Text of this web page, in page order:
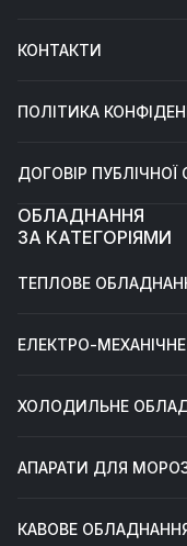
КОНТАКТИ
ПОЛІТИКА
ДОГОВІР ПУБЛІЧНОЇ
ОБЛАДНАННЯ
ЗА КАТЕГОРІЯМИ
ТЕПЛОВЕ
ЕЛЕКТРО-
ХОЛОДИЛЬНЕ
АПАРАТИ ДЛЯ
КАВОВЕ